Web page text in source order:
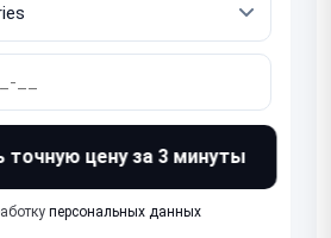
точную цену за 3 минуты
персональных данных